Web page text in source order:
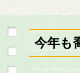
今年も